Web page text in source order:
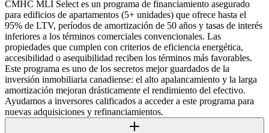
CMHC MLI Select es un programa de financiamiento asegurado
para edificios de apartamentos (5+ unidades) que ofrece hasta el
95% de LTV, períodos de amortización de 50 años y tasas de interés
inferiores a los términos comerciales convencionales. Las
propiedades que cumplen con criterios de eficiencia energética,
accesibilidad o asequibilidad reciben los términos más favorables.
Este programa es uno de los secretos mejor guardados de la
inversión inmobiliaria canadiense: el alto apalancamiento y la larga
amortización mejoran drásticamente el rendimiento del efectivo.
Ayudamos a inversores calificados a acceder a este programa para
nuevas adquisiciones y refinanciamientos.